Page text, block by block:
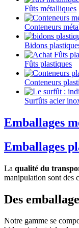
Fûts métalliques
Conteneurs
Bidons
Fûts plastiques
Conteneurs
Surfûts acier
Emballages
Emballages
La qualité du
manipulation sont des
Des
Notre gamme se